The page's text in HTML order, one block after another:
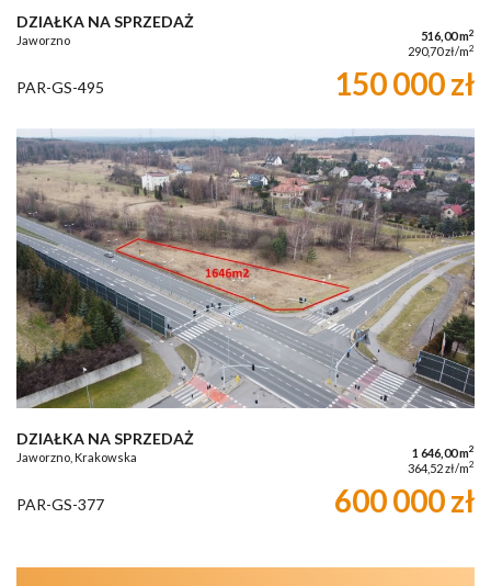
DZIAŁKA NA SPRZEDAŻ
Jaworzno 516,00 m2
290,70 zł/m2
PAR-GS-495 150 000 zł
DZIAŁKA NA SPRZEDAŻ
Jaworzno, Krakowska 1 646,00 m2
364,52 zł/m2
PAR-GS-377 600 000 zł